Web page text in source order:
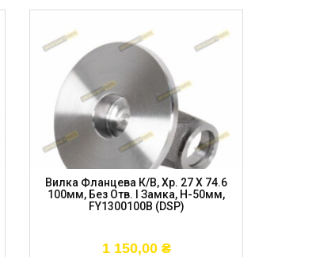
Вилка Фланцева К/в, Хр. 27 X 74.6
100мм, Без Отв. І Замка, H-50мм,
FY1300100B (DSP)
1 150,00 ₴